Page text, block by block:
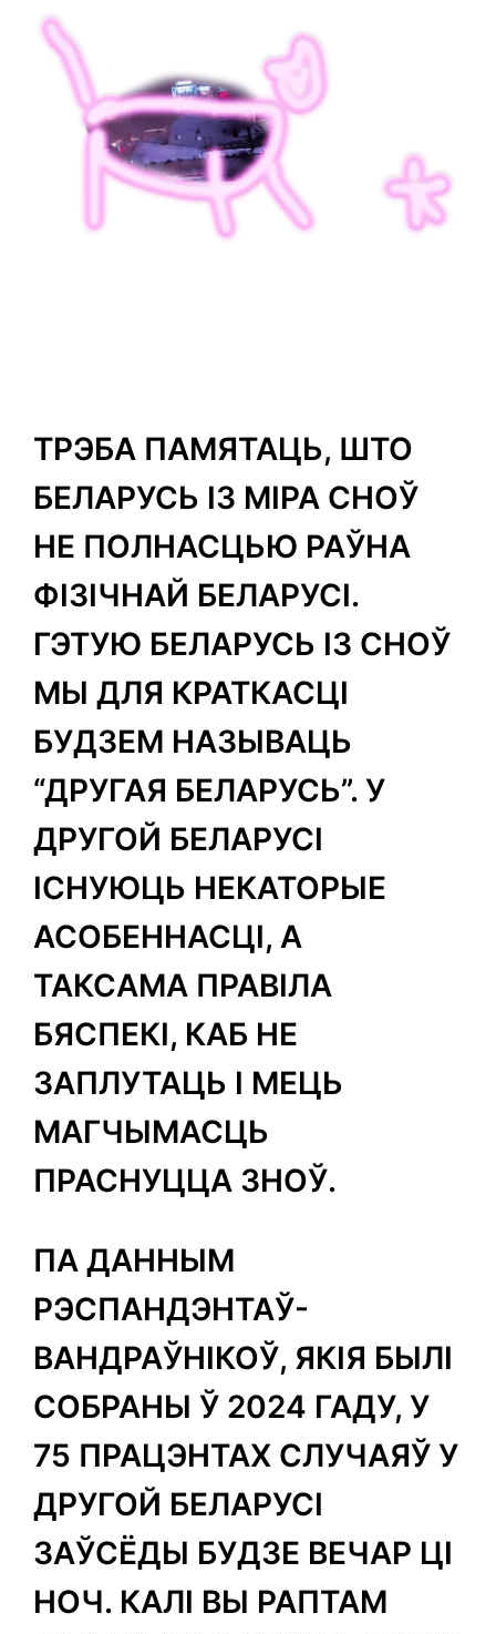
ТРЭБА ПАМЯТАЦЬ, ШТО
БЕЛАРУСЬ ІЗ МІРА СНОЎ
НЕ ПОЛНАСЦЬЮ РАЎНА
ФІЗІЧНАЙ БЕЛАРУСІ.
ГЭТУЮ БЕЛАРУСЬ ІЗ СНОЎ
МЫ ДЛЯ КРАТКАСЦІ
БУДЗЕМ НАЗЫВАЦЬ
“ДРУГАЯ БЕЛАРУСЬ”. У
ДРУГОЙ БЕЛАРУСІ
ІСНУЮЦЬ НЕКАТОРЫЕ
АСОБЕННАСЦІ, А
ТАКСАМА ПРАВІЛА
БЯСПЕКІ, КАБ НЕ
ЗАПЛУТАЦЬ І МЕЦЬ
МАГЧЫМАСЦЬ
ПРАСНУЦЦА ЗНОЎ.
ПА ДАННЫМ
РЭСПАНДЭНТАЎ-
ВАНДРАЎНІКОЎ, ЯКІЯ БЫЛІ
СОБРАНЫ Ў 2024 ГАДУ, У
75 ПРАЦЭНТАХ СЛУЧАЯЎ У
ДРУГОЙ БЕЛАРУСІ
ЗАЎСЁДЫ БУДЗЕ ВЕЧАР ЦІ
НОЧ. КАЛІ ВЫ РАПТАМ